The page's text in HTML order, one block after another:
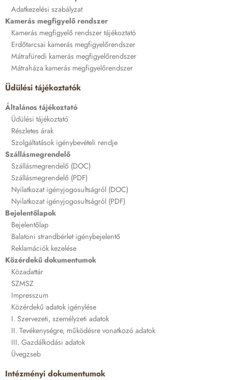
Adatkezelési szabályzat
Kamerás megfigyelő rendszer
Kamerás megfigyelő rendszer tájékoztató
Erdőtarcsai kamerás megfigyelőrendszer
Mátrafüredi kamerás megfigyelőrendszer
Mátraháza kamerás megfigyelőrendszer
Üdülési tájékoztatók
Általános tájékoztató
Üdülési tájékoztató
Részletes árak
Szolgáltatások igénybevételi rendje
Szállásmegrendelő
Szállásmegrendelő (DOC)
Szállásmegrendelő (PDF)
Nyilatkozat igényjogosultságról (DOC)
Nyilatkozat igényjogosultságról (PDF)
Bejelentőlapok
Bejelentőlap
Balatoni strandbérlet igénybejelentő
Reklamációk kezelése
Közérdekű dokumentumok
Közadattár
SZMSZ
Impresszum
Közérdekű adatok igénylése
I. Szervezeti, személyzeti adatok
II. Tevékenységre, működésre vonatkozó adatok
III. Gazdálkodási adatok
Üvegzseb
Intézményi dokumentumok